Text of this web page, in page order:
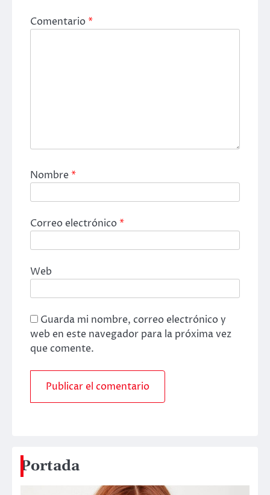
Comentario*
Nombre*
Correo electrónico*
Web
Guarda mi nombre, correo electrónico y
web en este navegador para la próxima vez
que comente.
Portada